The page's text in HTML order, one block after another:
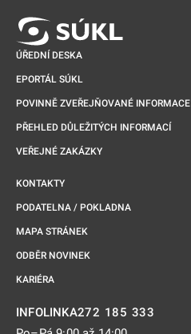
ÚŘEDNÍ DESKA
EPORTÁL SÚKL
POVINNĚ ZVEŘEJŇOVANÉ INFORMACE
PŘEHLED DŮLEŽITÝCH INFORMACÍ
VEŘEJNÉ ZAKÁZKY
KONTAKTY
PODATELNA / POKLADNA
MAPA STRÁNEK
ODBĚR NOVINEK
KARIÉRA
INFOLINKA272 185 333